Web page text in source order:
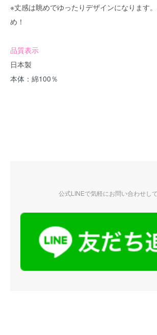
※丈感は眺めでゆったりデザインになります
め！
品質表示
日本製
本体：綿100％
公式LINEで気軽にお問い合わせし